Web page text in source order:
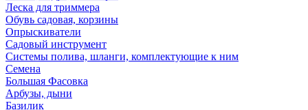
Леска для триммера
Обувь садовая, корзины
Опрыскиватели
Садовый инструмент
Системы полива, шланги, комплектующие к ним
Семена
Большая Фасовка
Арбузы, дыни
Базилик